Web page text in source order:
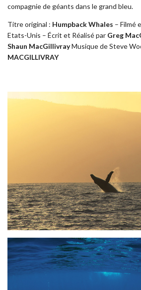
compagnie de géants dans le grand bleu.
Titre original : Humpback Whales – Filmé
Etats-Unis – Écrit et Réalisé par Greg
Shaun MacGillivrayMusique de Steve
MACGILLIVRAY